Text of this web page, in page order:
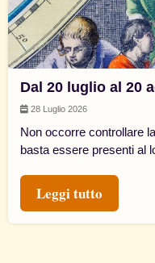
Dal 20 luglio al 20
28 Luglio 2026
Non occorre controllare
basta essere presenti al
Leggi tutto